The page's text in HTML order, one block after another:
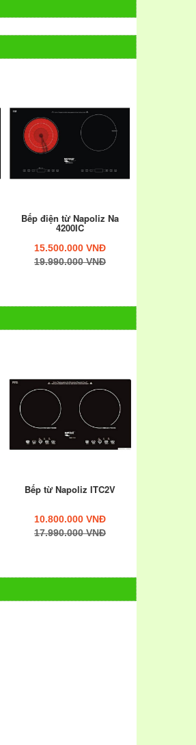
Bếp điện từ Napoliz Na
4200IC
15.500.000 VNĐ
19.990.000 VNĐ
Bếp từ Napoliz ITC2V
10.800.000 VNĐ
17.990.000 VNĐ